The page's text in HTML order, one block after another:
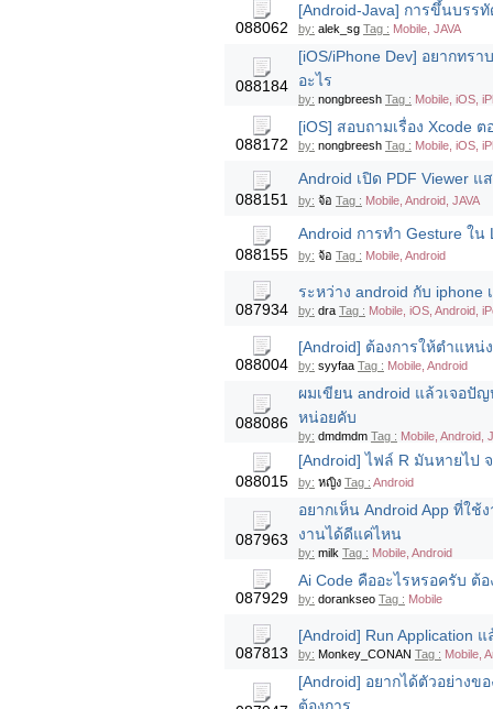
088062
[Android-Java] การขึ้นบรร
by: alek_sg Tag : Mobile, JAVA
088184
[iOS/iPhone Dev] อยากทร
อะไร
by: nongbreesh Tag : Mobile, iOS,
088172
[iOS] สอบถามเรื่อง Xcode
by: nongbreesh Tag : Mobile, iOS,
088151
Android เปิด PDF Viewer แ
by: จ้อ Tag : Mobile, Android, JAVA
088155
Android การทำ Gesture ใ
by: จ้อ Tag : Mobile, Android
087934
ระหว่าง android กับ
by: dra Tag : Mobile, iOS, Android,
088004
[Android] ต้องการให้ตำแห
by: syyfaa Tag : Mobile, Android
088086
ผมเขียน android แล้วเจอปั
หน่อยคับ
by: dmdmdm Tag : Mobile, Android,
088015
[Android] ไฟล์ R มันหายไป
by: หญิง Tag : Android
087963
อยากเห็น Android App ที่ใ
งานได้ดีแค่ไหน
by: milk Tag : Mobile, Android
087929
Ai Code คืออะไรหรอครับ ต้
by: dorankseo Tag : Mobile
087813
[Android] Run Application
by: Monkey_CONAN Tag : Mobile,
[Android] อยากได้ตัวอย่าง